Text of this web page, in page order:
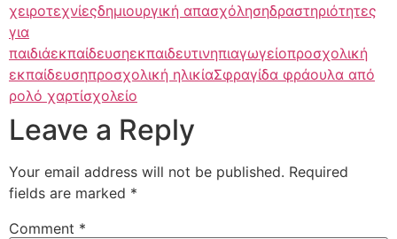
χειροτεχνίεςδημιουργική απασχόλησηδραστηριότητες
για
παιδιάεκπαίδευσηεκπαιδευτινηπιαγωγείοπροσχολική
εκπαίδευσηπροσχολική ηλικίαΣφραγίδα φράουλα από
ρολό χαρτίσχολείο
Leave a Reply
Your email address will not be published. Required
fields are marked *
Comment *